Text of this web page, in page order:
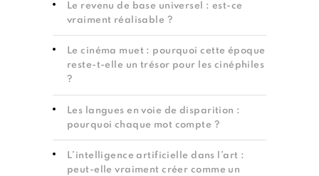
Le revenu de base universel : est-ce
vraiment réalisable ?
Le cinéma muet : pourquoi cette époque
reste-t-elle un trésor pour les cinéphiles
?
Les langues en voie de disparition :
pourquoi chaque mot compte ?
L’intelligence artificielle dans l’art :
peut-elle vraiment créer comme un